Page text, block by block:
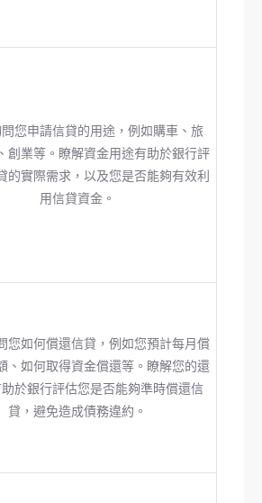
您申請信貸的用途，例如購車、旅
創業等。瞭解資金用途有助於銀行評
的實際需求，以及您是否能夠有效利
用信貸資金。
您如何償還信貸，例如您預計每月償
、如何取得資金償還等。瞭解您的還
於銀行評估您是否能夠準時償還信
貸，避免造成債務違約。